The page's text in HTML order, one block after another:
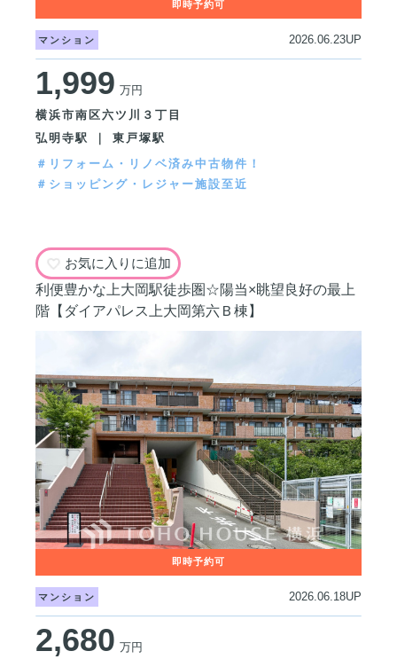
マンション 2026.06.23UP
1,999 万円
横浜市南区六ツ川３丁目
弘明寺駅 ｜ 東戸塚駅
＃リフォーム・リノベ済み中古物件！
＃ショッピング・レジャー施設至近
お気に入りに追加
利便豊かな上大岡駅徒歩圏☆陽当×眺望良好の最上
階【ダイアパレス上大岡第六Ｂ棟】
マンション 2026.06.18UP
2,680 万円